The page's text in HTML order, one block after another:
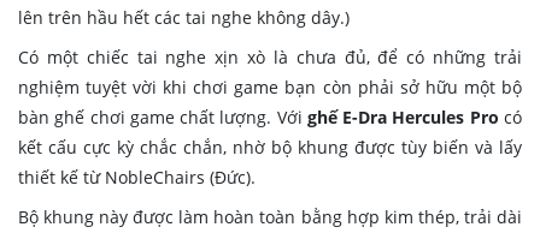
lên trên hầu hết các tai nghe không dây.)
Có một chiếc tai nghe xịn xò là chưa đủ, để có những trải
nghiệm tuyệt vời khi chơi game bạn còn phải sở hữu một bộ
bàn ghế chơi game chất lượng. Với ghế E-Dra Hercules Pro có
kết cấu cực kỳ chắc chắn, nhờ bộ khung được tùy biến và lấy
thiết kế từ NobleChairs (Đức).
Bộ khung này được làm hoàn toàn bằng hợp kim thép, trải dài